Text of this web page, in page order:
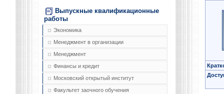
Выпускные квалификационные
работы
Экономика
Менеджмент в организации
Менеджмент
Финансы и кредит
Московский открытый институт
Факультет заочного обучения